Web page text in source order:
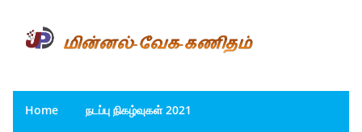
Home நடப்பு நிகழ்வுகள் 2021